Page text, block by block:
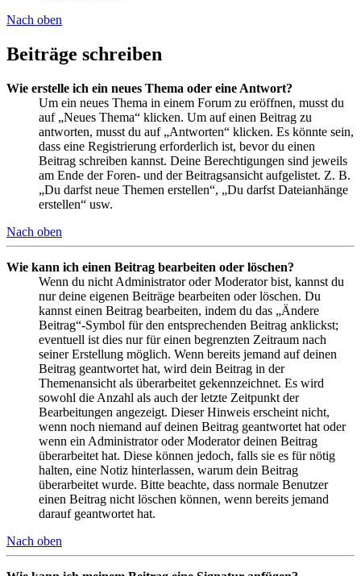
Nach oben
Beiträge schreiben
Wie erstelle ich ein neues Thema oder eine Antwort?
Um ein neues Thema in einem Forum zu eröffnen, musst du
auf „Neues Thema“ klicken. Um auf einen Beitrag zu
antworten, musst du auf „Antworten“ klicken. Es könnte sein,
dass eine Registrierung erforderlich ist, bevor du einen
Beitrag schreiben kannst. Deine Berechtigungen sind jeweils
am Ende der Foren- und der Beitragsansicht aufgelistet. Z. B.
„Du darfst neue Themen erstellen“, „Du darfst Dateianhänge
erstellen“ usw.
Nach oben
Wie kann ich einen Beitrag bearbeiten oder löschen?
Wenn du nicht Administrator oder Moderator bist, kannst du
nur deine eigenen Beiträge bearbeiten oder löschen. Du
kannst einen Beitrag bearbeiten, indem du das „Ändere
Beitrag“-Symbol für den entsprechenden Beitrag anklickst;
eventuell ist dies nur für einen begrenzten Zeitraum nach
seiner Erstellung möglich. Wenn bereits jemand auf deinen
Beitrag geantwortet hat, wird dein Beitrag in der
Themenansicht als überarbeitet gekennzeichnet. Es wird
sowohl die Anzahl als auch der letzte Zeitpunkt der
Bearbeitungen angezeigt. Dieser Hinweis erscheint nicht,
wenn noch niemand auf deinen Beitrag geantwortet hat oder
wenn ein Administrator oder Moderator deinen Beitrag
überarbeitet hat. Diese können jedoch, falls sie es für nötig
halten, eine Notiz hinterlassen, warum dein Beitrag
überarbeitet wurde. Bitte beachte, dass normale Benutzer
einen Beitrag nicht löschen können, wenn bereits jemand
darauf geantwortet hat.
Nach oben